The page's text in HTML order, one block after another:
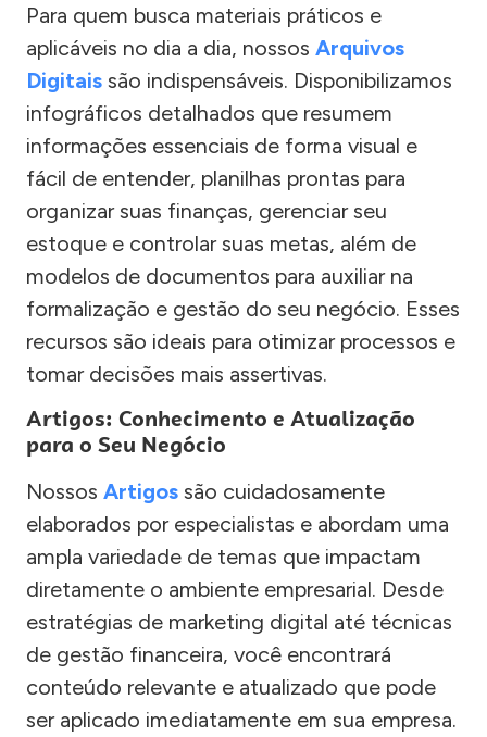
Para quem busca materiais práticos e
aplicáveis no dia a dia, nossos Arquivos
Digitais são indispensáveis. Disponibilizamos
infográficos detalhados que resumem
informações essenciais de forma visual e
fácil de entender, planilhas prontas para
organizar suas finanças, gerenciar seu
estoque e controlar suas metas, além de
modelos de documentos para auxiliar na
formalização e gestão do seu negócio. Esses
recursos são ideais para otimizar processos e
tomar decisões mais assertivas.
Artigos: Conhecimento e Atualização
para o Seu Negócio
Nossos Artigos são cuidadosamente
elaborados por especialistas e abordam uma
ampla variedade de temas que impactam
diretamente o ambiente empresarial. Desde
estratégias de marketing digital até técnicas
de gestão financeira, você encontrará
conteúdo relevante e atualizado que pode
ser aplicado imediatamente em sua empresa.